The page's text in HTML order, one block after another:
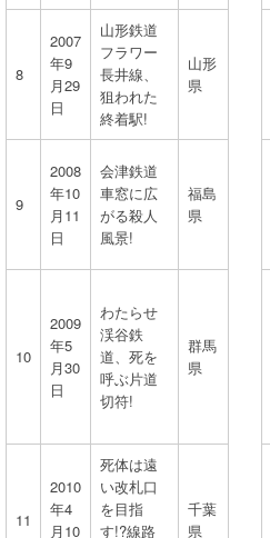
8
2007
年9
月29
日
山形鉄道
フラワー
長井線、
狙われた
終着駅!
山形
県
9
2008
年10
月11
日
会津鉄道
車窓に広
がる殺人
風景!
福島
県
10
2009
年5
月30
日
わたらせ
渓谷鉄
道、死を
呼ぶ片道
切符!
群馬
県
11
2010
年4
月10
死体は遠
い改札口
を目指
す!?線路
千葉
県